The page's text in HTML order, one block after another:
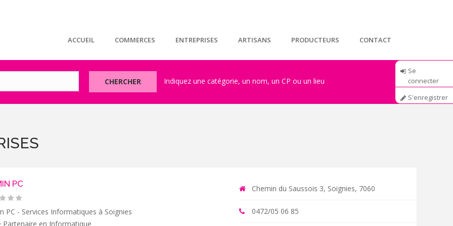
Se
connecter
S'enregistrer
ACCUEIL COMMERCES ENTREPRISES ARTISANS PRODUCTEURS CONTACT
CHERCHER
PC
PC - Services Informatiques à Soignies
Partenaire en Informatique
Chemin du Saussois 3, Soignies, 7060
0472/05 06 85